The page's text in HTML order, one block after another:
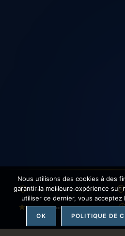
Inscrits au Barreau de Paris
4,9/5sur Google · 120+ avis
Nous utilisons des cookies à des
garantir la meilleure expérience sur
utiliser ce dernier, vous acceptez
OK POLITIQUE DE